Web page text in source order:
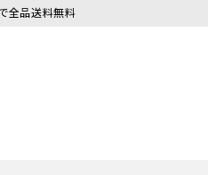
全品送料無料